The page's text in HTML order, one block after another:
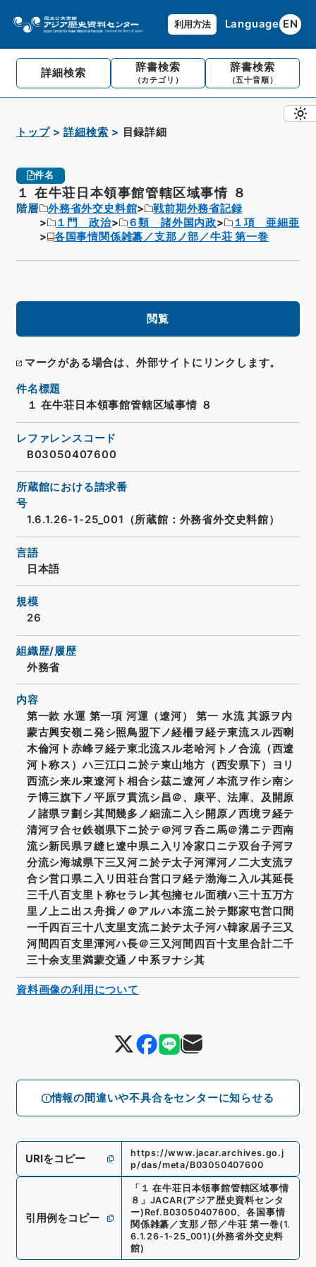
利用方法 Language EN
詳細検索 辞書検索
（カテゴリ）
辞書検索
（五十音順）
トップ 詳細検索 目録詳細
件名
１ 在牛荘日本領事館管轄区域事情 ８
階層 外務省外交史料館
戦前期外務省記録
１門 政治
６類 諸外国内政
１項 亜細亜
各国事情関係雑纂／支那ノ部／牛荘 第一巻
閲覧
マークがある場合は、外部サイトにリンクします。
情報の間違いや不具合をセンターに知らせる
件名標題
１ 在牛荘日本領事館管轄区域事情 ８
レファレンスコード
B03050407600
所蔵館における請求番
号
1.6.1.26-1-25_001（所蔵館：外務省外交史料館）
言語
日本語
規模
26
組織歴/履歴
外務省
内容
第一款 水運 第一項 河運（遼河） 第一 水流 其源ヲ内
蒙古興安嶺ニ発シ照鳥盟下ノ経柵ヲ経テ東流スル西喇
木倫河ト赤峰ヲ経テ東北流スル老哈河トノ合流（西遼
河ト称ス）ハ三江口ニ於テ東山地方（西安県下）ヨリ
西流シ来ル東遼河ト相合シ茲ニ遼河ノ本流ヲ作シ南シ
テ博三旗下ノ平原ヲ貫流シ昌＠、康平、法庫、及開原
ノ諸県ヲ劃シ其間幾多ノ細流ニ入シ開原ノ西境ヲ経テ
清河ヲ合セ鉄嶺県下ニ於テ＠河ヲ呑ニ馬＠溝ニテ西南
流シ新民県ヲ縫ヒ遼中県ニ入リ冷家口ニテ双台子河ヲ
分流シ海城県下三又河ニ於テ太子河渾河ノ二大支流ヲ
合シ営口県ニ入リ田荘台営口ヲ経テ渤海ニ入ル其延長
三千八百支里ト称セラレ其包擁セル面積ハ三十五万方
里ノ上ニ出ス舟揖ノ＠アルハ本流ニ於テ鄭家屯営口間
一千四百三十八支里支流ニ於テ太子河ハ韓家居子三又
河間四百支里渾河ハ長＠三又河間四百十支里合計二千
三十余支里満蒙交通ノ中系ヲナシ其
URIをコピー
https://www.jacar.archives.go.j
p/das/meta/B03050407600
引用例をコピー
「 １ 在牛荘日本領事館管轄区域事情
８ 」 JACAR(アジア歴史資料センタ
ー) Ref. B03050407600、各国事情
関係雑纂／支那ノ部／牛荘 第一巻(1.
6.1.26-1-25_001) (外務省外交史料
館)
資料画像の利用について